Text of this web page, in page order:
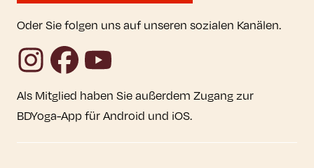
Oder Sie folgen uns auf unseren sozialen Kanälen.
InstagramFacebookYouTube
Als Mitglied haben Sie außerdem Zugang zur
BDYoga-App für Android und iOS.